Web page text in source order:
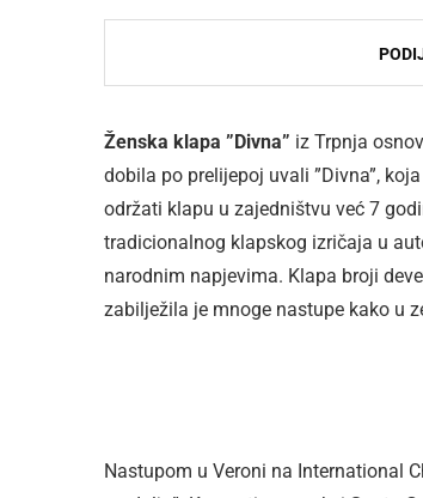
Ženska klapa ”Divna” iz Trpnja
dobila po prelijepoj uvali ”Divna”,
održati klapu u zajedništvu već 7
tradicionalnog klapskog izričaja u
narodnim napjevima. Klapa broji
zabilježila je mnoge nastupe kako u
Nastupom u Veroni na International